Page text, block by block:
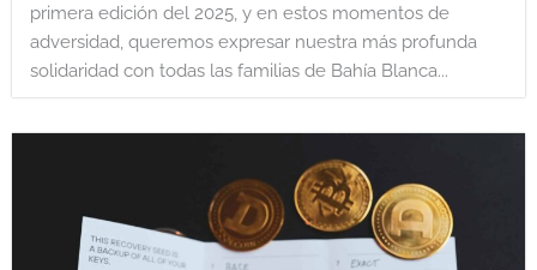
primera edición del 2025, y en estos momentos de
adversidad, queremos expresar nuestra más profunda
solidaridad con todas las familias de Bahía Blanca...